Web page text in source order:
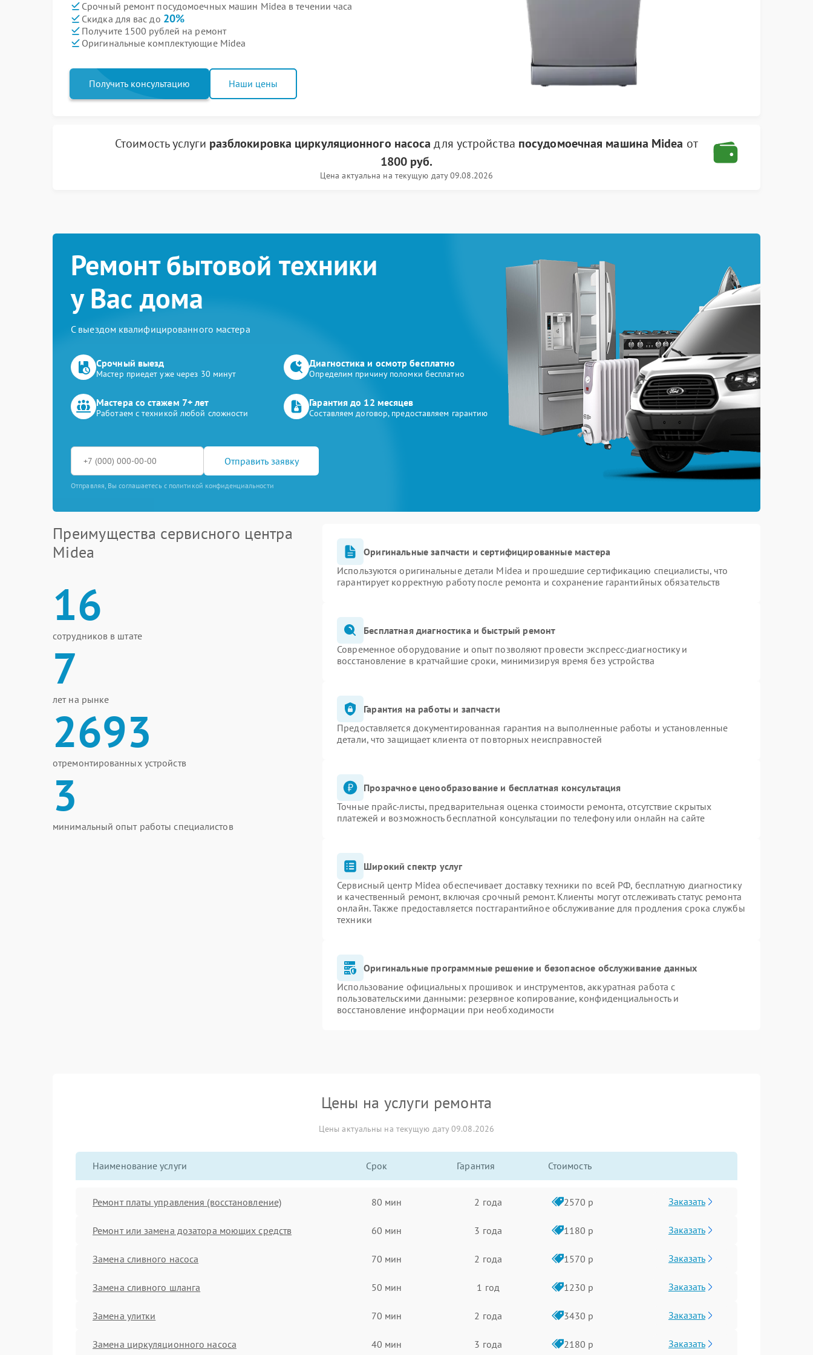
Срочный ремонт посудомоечных машин Midea в течении часа
Скидка для вас до 20%
Получите 1500 рублей на ремонт
Оригинальные комплектующие Midea
Получить консультацию Наши цены
Стоимость услуги разблокировка циркуляционного насоса для устройства посудомоечная машина Midea от
1800 руб.
Цена актуальна на текущую дату 09.08.2026
Ремонт бытовой техники
у Вас дома
С выездом квалифицированного мастера
Срочный выезд
Мастер приедет уже через 30 минут
Диагностика и осмотр бесплатно
Определим причину поломки бесплатно
Мастера со стажем 7+ лет
Работаем с техникой любой сложности
Гарантия до 12 месяцев
Составляем договор, предоставляем гарантию
Отправить заявку
Отправляя, Вы соглашаетесь с политикой конфиденциальности
Преимущества сервисного центра
Midea
16
сотрудников в штате
7
лет на рынке
2693
отремонтированных устройств
3
минимальный опыт работы специалистов
Оригинальные запчасти и сертифицированные мастера
Используются оригинальные детали Midea и прошедшие сертификацию специалисты, что
гарантирует корректную работу после ремонта и сохранение гарантийных обязательств
Бесплатная диагностика и быстрый ремонт
Современное оборудование и опыт позволяют провести экспресс-диагностику и
восстановление в кратчайшие сроки, минимизируя время без устройства
Гарантия на работы и запчасти
Предоставляется документированная гарантия на выполненные работы и установленные
детали, что защищает клиента от повторных неисправностей
Прозрачное ценообразование и бесплатная консультация
Точные прайс-листы, предварительная оценка стоимости ремонта, отсутствие скрытых
платежей и возможность бесплатной консультации по телефону или онлайн на сайте
Широкий спектр услуг
Сервисный центр Midea обеспечивает доставку техники по всей РФ, бесплатную диагностику
и качественный ремонт, включая срочный ремонт. Клиенты могут отслеживать статус ремонта
онлайн. Также предоставляется постгарантийное обслуживание для продления срока службы
техники
Оригинальные программные решение и безопасное обслуживание данных
Использование официальных прошивок и инструментов, аккуратная работа с
пользовательскими данными: резервное копирование, конфиденциальность и
восстановление информации при необходимости
Цены на услуги ремонта
Цены актуальны на текущую дату 09.08.2026
Наименование услуги Срок Гарантия Стоимость
Ремонт платы управления (восстановление) 80 мин 2 года 2570 р Заказать
Ремонт или замена дозатора моющих средств 60 мин 3 года 1180 р Заказать
Замена сливного насоса 70 мин 2 года 1570 р Заказать
Замена сливного шланга 50 мин 1 год 1230 р Заказать
Замена улитки 70 мин 2 года 3430 р Заказать
Замена циркуляционного насоса 40 мин 3 года 2180 р Заказать